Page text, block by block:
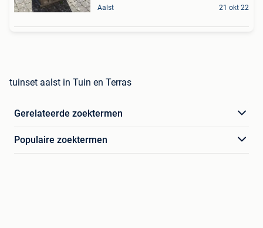
Aalst 21 okt 22
tuinset aalst in Tuin en Terras
Gerelateerde zoektermen
Populaire zoektermen